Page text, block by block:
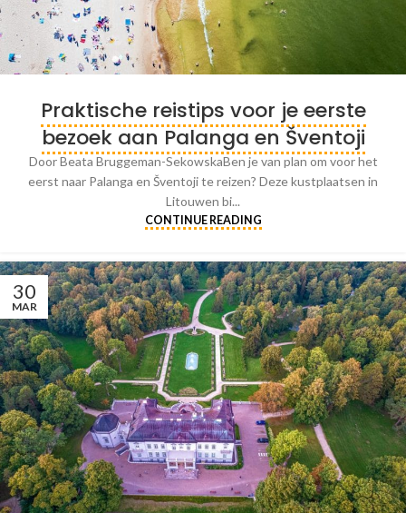
Praktische reistips voor je eerste
bezoek aan Palanga en Šventoji
Door Beata Bruggeman-SekowskaBen je van plan om voor het
eerst naar Palanga en Šventoji te reizen? Deze kustplaatsen in
Litouwen bi...
CONTINUE READING
30
MAR